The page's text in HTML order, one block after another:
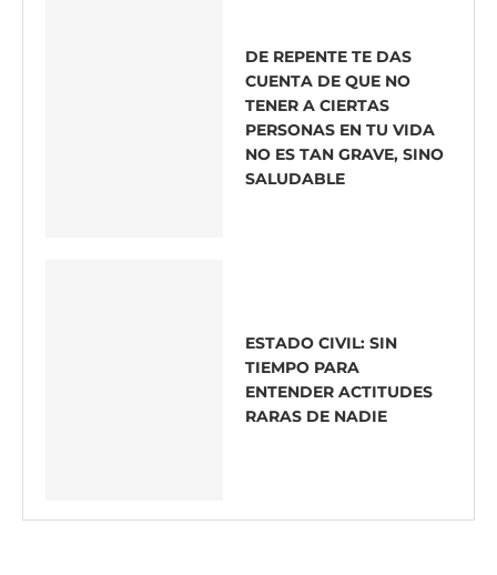
DE REPENTE TE DAS
CUENTA DE QUE NO
TENER A CIERTAS
PERSONAS EN TU VIDA
NO ES TAN GRAVE, SINO
SALUDABLE
ESTADO CIVIL: SIN
TIEMPO PARA
ENTENDER ACTITUDES
RARAS DE NADIE